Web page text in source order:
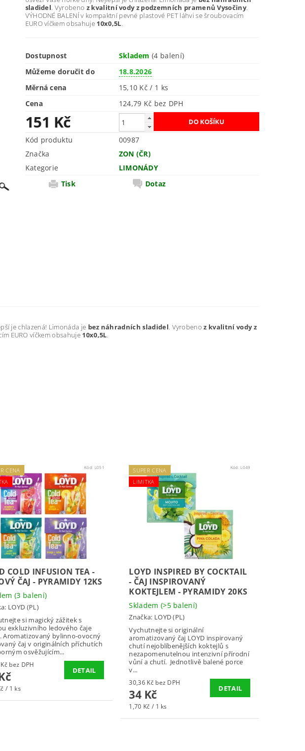
sladidel. Vyrobeno z kvalitní vody z podzemních pramenů Vysočiny.
VÝHODNÉ BALENÍ v kompaktní pevné plastové PET láhvi se šroubovacím
EURO víčkem obsahuje 10x0,5L.
Dostupnost Skladem(4 balení)
Můžeme doručit do
18.8.2026
Měrná cena
15,10 Kč / 1 ks
Cena
124,79 Kč bez DPH
151 Kč
Kód produktu
00987
Značka
ZON (ČR)
Kategorie
LIMONÁDY
Tisk
Dotaz
je chlazená! Limonáda je bez náhradních sladidel. Vyrobenoz kvalitní vody z
EURO víčkem obsahuje 10x0,5L.
CENA
Kód: L051
COLD INFUSION TEA -
ČAJ - PYRAMIDY 12KS
(3 balení)
LOYD (PL)
si magický zážitek s
exkluzivního ledového čaje
Aromatizovaný bylinno-ovocný
čaj v originálních příchutích
osvěžujícím...
30,36 Kč bez DPH
/ 1 ks
DETAIL
SUPER CENA
LIMITKA
Kód:L049
LOYD INSPIRED BY COCKTAIL
- ČAJ INSPIROVANÝ
KOKTEJLEM - PYRAMIDY 20KS
Skladem (>5 balení)
Značka: LOYD (PL)
Vychutnejte si originální
aromatizovaný čaj LOYD inspirovaný
chutí nejoblíbenějších koktejlů s
nezapomenutelnou intenzivní přírodní
vůní a chutí. Jednotlivě balené porce
v...
30,36 Kč bez DPH
34 Kč
1,70 Kč / 1 ks
DETAIL